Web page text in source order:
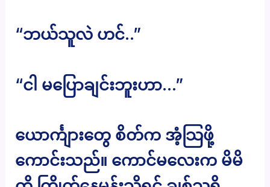
“ဘယ်သူလဲ ဟင်..”
“ငါ မပြောချင်းဘူးဟာ…”
ယောင်္ကျားတွေ စိတ်က အံ့သြဖို့
ကောင်းသည်။ ကောင်မလေးက မိမိ